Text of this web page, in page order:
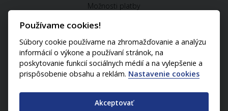
Možnosti platby
Užitočné informácie
Ochrana osobných údajov
BLOG
Používame cookies!
Súbory cookie používame na zhromažďovanie a analýzu
informácií o výkone a používaní stránok, na
poskytovanie funkcií sociálnych médií a na vylepšenie a
prispôsobenie obsahu a reklám. Nastavenie cookies
Akceptovať